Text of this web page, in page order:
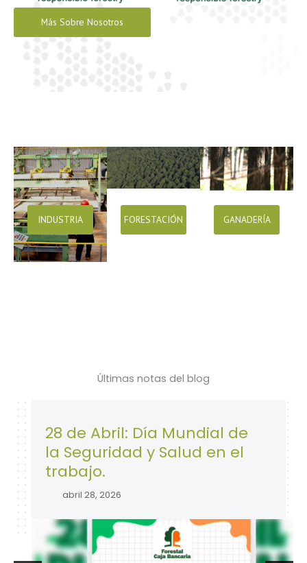
Más Sobre Nosotros
INDUSTRIA FORESTACIÓN GANADERÍA
Últimas notas del blog
28 de Abril: Día Mundial de
la Seguridad y Salud en el
trabajo.
abril 28, 2026